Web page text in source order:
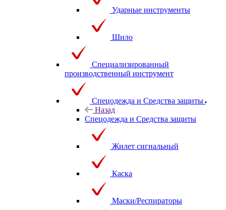
Ударные инструменты
Шило
Специализированный
производственный инструмент
Спецодежда и Средства защиты
Назад
Спецодежда и Средства защиты
Жилет сигнальный
Каска
Маски/Респираторы